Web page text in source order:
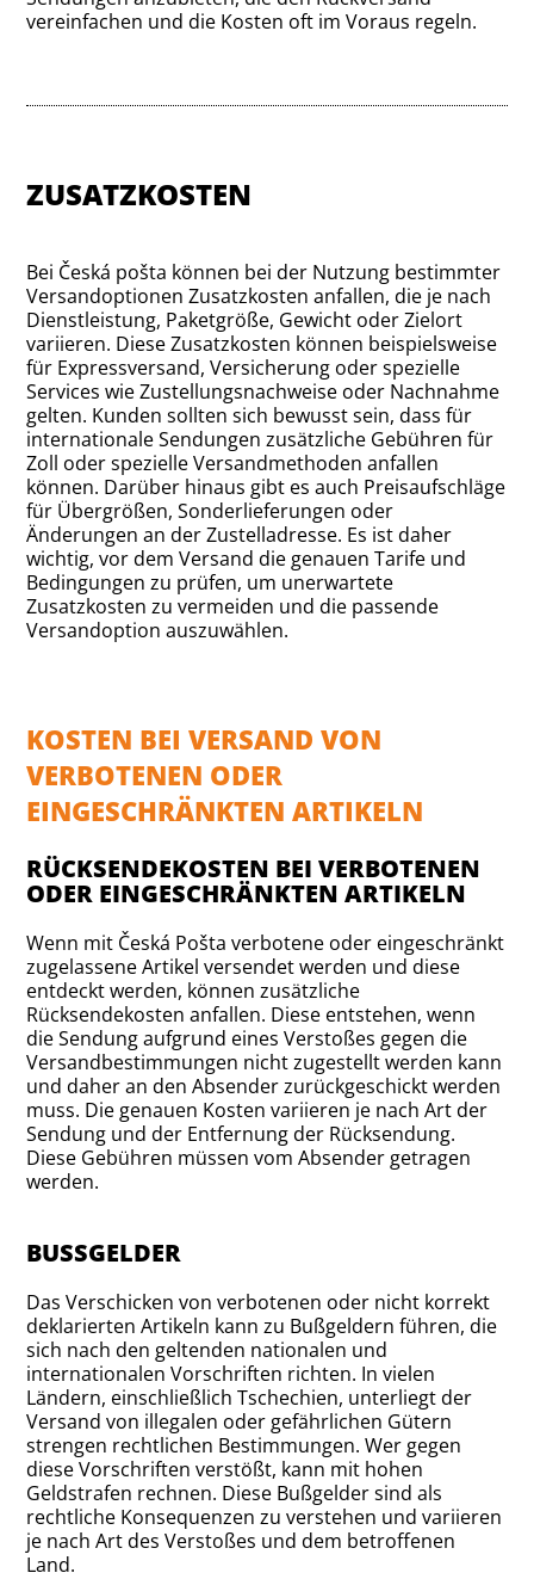
vereinfachen und die Kosten oft im Voraus regeln.
ZUSATZKOSTEN
Bei Česká pošta können bei der Nutzung bestimmter
Versandoptionen Zusatzkosten anfallen, die je nach
Dienstleistung, Paketgröße, Gewicht oder Zielort
variieren. Diese Zusatzkosten können beispielsweise
für Expressversand, Versicherung oder spezielle
Services wie Zustellungsnachweise oder Nachnahme
gelten. Kunden sollten sich bewusst sein, dass für
internationale Sendungen zusätzliche Gebühren für
Zoll oder spezielle Versandmethoden anfallen
können. Darüber hinaus gibt es auch Preisaufschläge
für Übergrößen, Sonderlieferungen oder
Änderungen an der Zustelladresse. Es ist daher
wichtig, vor dem Versand die genauen Tarife und
Bedingungen zu prüfen, um unerwartete
Zusatzkosten zu vermeiden und die passende
Versandoption auszuwählen.
KOSTEN BEI VERSAND VON
VERBOTENEN ODER
EINGESCHRÄNKTEN ARTIKELN
RÜCKSENDEKOSTEN BEI VERBOTENEN
ODER EINGESCHRÄNKTEN ARTIKELN
Wenn mit Česká Pošta verbotene oder eingeschränkt
zugelassene Artikel versendet werden und diese
entdeckt werden, können zusätzliche
Rücksendekosten anfallen. Diese entstehen, wenn
die Sendung aufgrund eines Verstoßes gegen die
Versandbestimmungen nicht zugestellt werden kann
und daher an den Absender zurückgeschickt werden
muss. Die genauen Kosten variieren je nach Art der
Sendung und der Entfernung der Rücksendung.
Diese Gebühren müssen vom Absender getragen
werden.
BUSSGELDER
Das Verschicken von verbotenen oder nicht korrekt
deklarierten Artikeln kann zu Bußgeldern führen, die
sich nach den geltenden nationalen und
internationalen Vorschriften richten. In vielen
Ländern, einschließlich Tschechien, unterliegt der
Versand von illegalen oder gefährlichen Gütern
strengen rechtlichen Bestimmungen. Wer gegen
diese Vorschriften verstößt, kann mit hohen
Geldstrafen rechnen. Diese Bußgelder sind als
rechtliche Konsequenzen zu verstehen und variieren
je nach Art des Verstoßes und dem betroffenen
Land.